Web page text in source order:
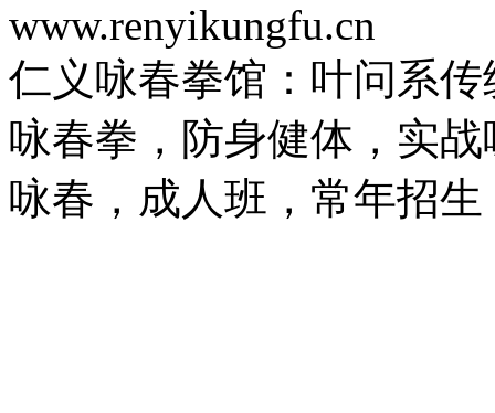
www.renyikungfu.cn
仁义咏春拳馆：叶问系
咏春拳，防身健体，实
咏春，成人班，常年招